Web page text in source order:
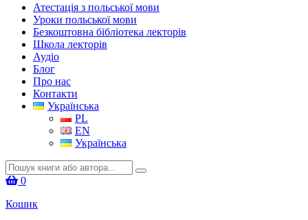
Атестація з польської мови
Уроки польської мови
Безкоштовна бібліотека лекторів
Школа лекторів
Аудіо
Блог
Про нас
Контакти
Українська
PL
EN
Українська
Шукати:
0
Кошик